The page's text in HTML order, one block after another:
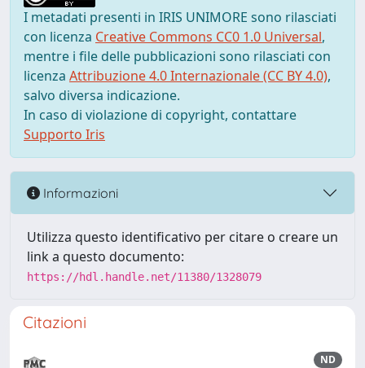
I metadati presenti in IRIS UNIMORE sono rilasciati
con licenza Creative Commons CC0 1.0 Universal,
mentre i file delle pubblicazioni sono rilasciati con
licenza Attribuzione 4.0 Internazionale (CC BY 4.0),
salvo diversa indicazione.
In caso di violazione di copyright, contattare
Supporto Iris
Informazioni
Utilizza questo identificativo per citare o creare un
link a questo documento:
https://hdl.handle.net/11380/1328079
Citazioni
ND